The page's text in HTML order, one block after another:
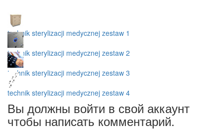
technik sterylizacji medycznej zestaw 1
technik sterylizacji medycznej zestaw 2
technik sterylizacji medycznej zestaw 3
technik sterylizacji medycznej zestaw 4
Вы должны войти в свой аккаунт
чтобы написать комментарий.